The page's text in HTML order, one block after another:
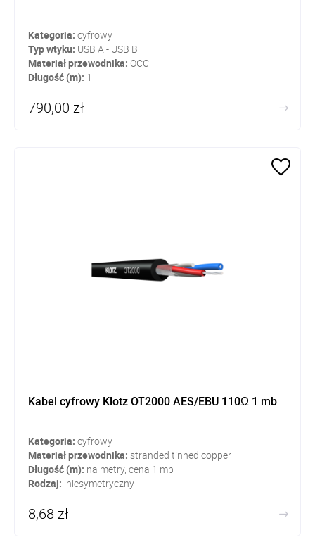
Kategoria: cyfrowy
Typ wtyku: USB A - USB B
Materiał przewodnika: OCC
Długość (m): 1
790,00 zł
Kabel cyfrowy Klotz OT2000 AES/EBU 110Ω 1 mb
Kategoria: cyfrowy
Materiał przewodnika: stranded tinned copper
Długość (m): na metry, cena 1 mb
Rodzaj: niesymetryczny
8,68 zł